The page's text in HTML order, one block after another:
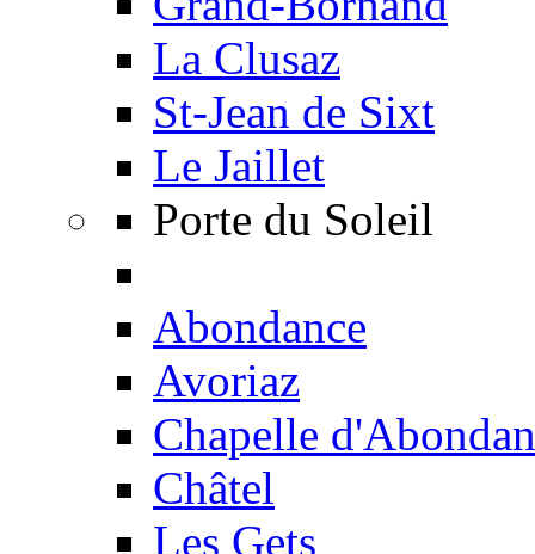
La Clusaz
St-Jean de Sixt
Le Jaillet
Porte du Soleil
Abondance
Avoriaz
Chapelle
Châtel
Les Gets